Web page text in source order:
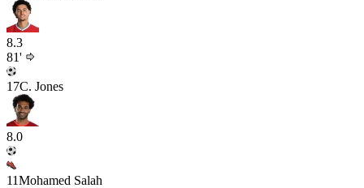
8.3
81'
17C. Jones
8.0
11Mohamed Salah